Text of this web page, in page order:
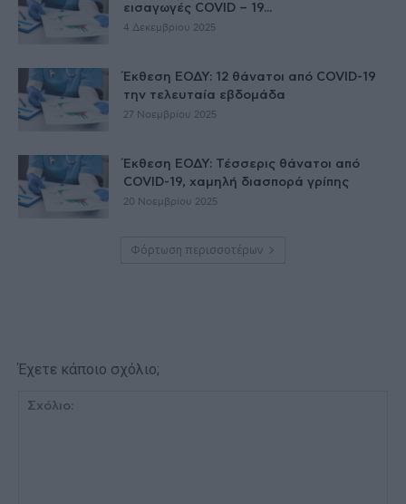
εισαγωγές COVID – 19...
4 Δεκεμβρίου 2025
Έκθεση ΕΟΔΥ: 12 θάνατοι από COVID-19
την τελευταία εβδομάδα
27 Νοεμβρίου 2025
Έκθεση ΕΟΔΥ: Τέσσερις θάνατοι από
COVID-19, χαμηλή διασπορά γρίπης
20 Νοεμβρίου 2025
Φόρτωση περισσοτέρων
Έχετε κάποιο σχόλιο;